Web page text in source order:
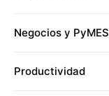
Negocios y PyMES
Productividad